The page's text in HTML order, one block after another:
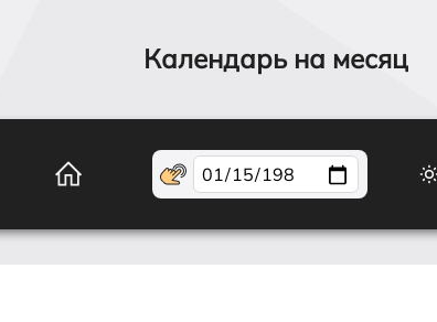
Календарь на месяц